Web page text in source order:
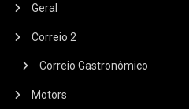
Geral
Correio 2
Correio Gastronômico
Motors